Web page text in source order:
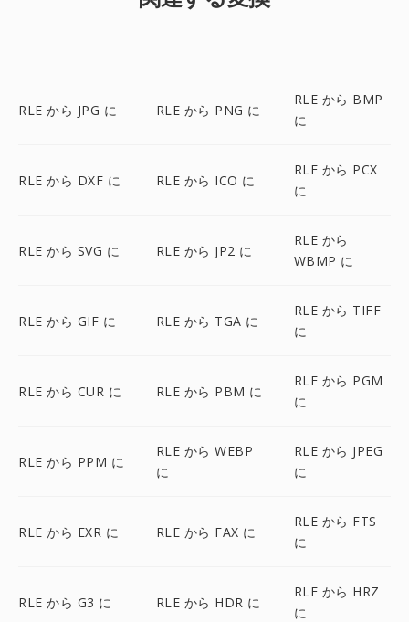
RLE から JPG に RLE から PNG に
RLE から BMP
に
RLE から DXF に RLE から ICO に
RLE から PCX
に
RLE から SVG に RLE から JP2 に
RLE から
WBMP に
RLE から GIF に RLE から TGA に
RLE から TIFF
に
RLE から CUR に RLE から PBM に
RLE から PGM
に
RLE から PPM に
RLE から WEBP
に
RLE から JPEG
に
RLE から EXR に RLE から FAX に
RLE から FTS
に
RLE から G3 に RLE から HDR に
RLE から HRZ
に